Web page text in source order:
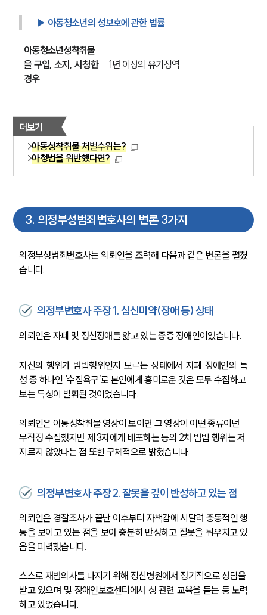
▶ 아동청소년의 성보호에 관한 법률
아동청소년성착취물
을 구입, 소지, 시청한
경우
1년 이상의 유기징역
더보기
아동성착취물 처벌수위는?
아청법을 위반했다면?
3. 의정부성범죄변호사의 변론 3가지
의정부성범죄변호사는 의뢰인을 조력해 다음과 같은 변론을 펼쳤
습니다.
의정부변호사 주장 1. 심신미약(장애 등) 상태
의뢰인은 자폐 및 정신장애를 앓고 있는 중증 장애인이었습니다.
자신의 행위가 범법행위인지 모르는 상태에서 자폐 장애인의 특
성 중 하나인 ‘수집욕구’로 본인에게 흥미로운 것은 모두 수집하고
보는 특성이 발휘된 것이었습니다.
의뢰인은 아동성착취물 영상이 보이면 그 영상이 어떤 종류이던
무작정 수집했지만 제 3자에게 배포하는 등의 2차 범법 행위는 저
지르지 않았다는 점 또한 구체적으로 밝혔습니다.
의정부변호사 주장 2. 잘못을 깊이 반성하고 있는 점
의뢰인은 경찰조사가 끝난 이후부터 자책감에 시달려 충동적인 행
동을 보이고 있는 점을 보아 충분히 반성하고 잘못을 뉘우치고 있
음을 피력했습니다.
스스로 재범의사를 다지기 위해 정신병원에서 정기적으로 상담을
받고 있으며 및 장애인보호센터에서 성 관련 교육을 듣는 등 노력
하고 있었습니다.